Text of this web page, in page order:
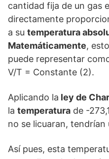
cantidad fija de un gas
directamente
a su temperatura
Matemáticamente,
puede representar
V/T = Constante (2).
Aplicando la ley de
la temperatura de -
no se licuaran, tendrían
Así pues, esta